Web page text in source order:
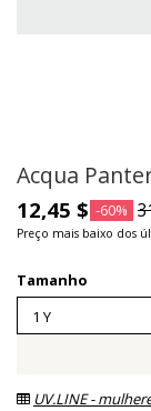
Acqua
12,45 $ -60%
Preço mais baixo dos
Tamanho
UV.LINE -